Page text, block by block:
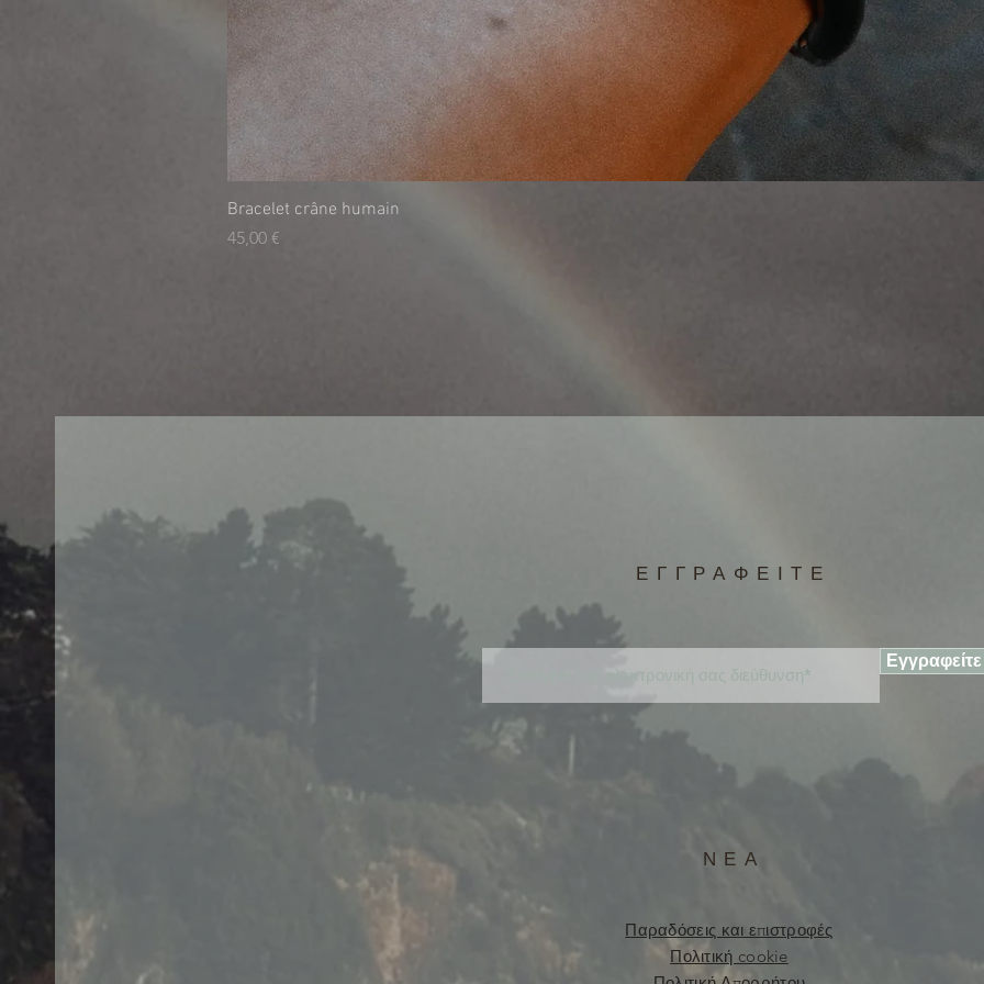
Bracelet crâne humain
Τιμή
45,00 €
ΕΓΓΡΑΦΕΙΤΕ
Εγγραφείτε
ΝΕΑ
Παραδόσεις και επιστροφές
Πολιτική cookie